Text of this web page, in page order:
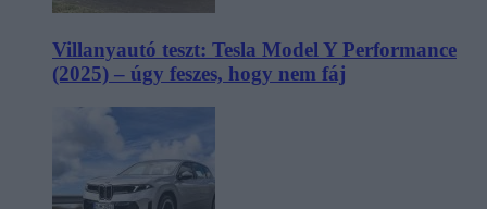
Villanyautó teszt: Tesla Model Y Performance
(2025) – úgy feszes, hogy nem fáj